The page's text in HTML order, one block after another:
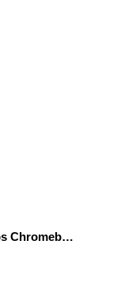
Dale una oportunidad a los Chromebooks y utiliza un proyector para realizar talleres si no tienes pantallas táctiles